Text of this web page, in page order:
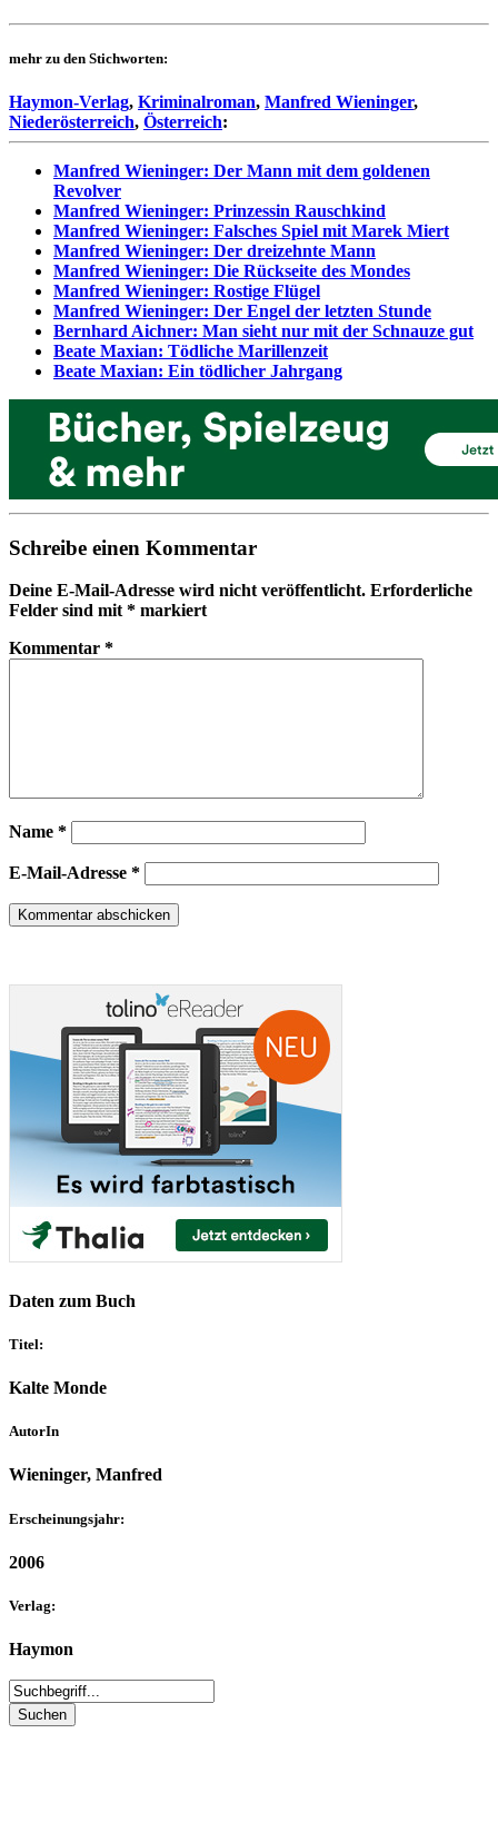
mehr zu den Stichworten:
Haymon-Verlag, Kriminalroman, Manfred Wieninger,
Niederösterreich, Österreich:
Manfred Wieninger: Der Mann mit dem goldenen
Revolver
Manfred Wieninger: Prinzessin Rauschkind
Manfred Wieninger: Falsches Spiel mit Marek Miert
Manfred Wieninger: Der dreizehnte Mann
Manfred Wieninger: Die Rückseite des Mondes
Manfred Wieninger: Rostige Flügel
Manfred Wieninger: Der Engel der letzten Stunde
Bernhard Aichner: Man sieht nur mit der Schnauze gut
Beate Maxian: Tödliche Marillenzeit
Beate Maxian: Ein tödlicher Jahrgang
Schreibe einen Kommentar
Deine E-Mail-Adresse wird nicht veröffentlicht. Erforderliche
Felder sind mit* markiert
Kommentar *
Name *
E-Mail-Adresse *
Daten zum Buch
Titel:
Kalte Monde
AutorIn
Wieninger, Manfred
Erscheinungsjahr:
2006
Verlag:
Haymon